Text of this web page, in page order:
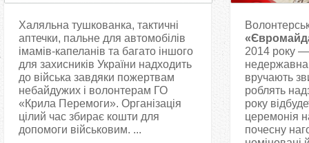
Халяльна тушкованка, тактичні
аптечки, пальне для автомобілів
імамів-капеланів та багато іншого
для захисників України надходить
до війська завдяки пожертвам
небайдужих і волонтерам ГО
«Крила Перемоги». Організація
цілий час збирає кошти для
допомоги військовим. ...
2014 року —
вручають
роблять
року
церемонія
почесну